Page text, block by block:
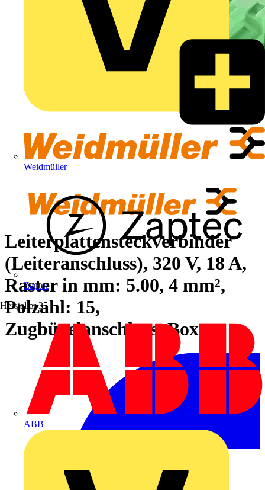
Weidmüller
Zaptec
Hersteller 35
ABB
Leiterplattensteckverbinder
(Leiteranschluss), 320 V, 18 A,
Raster in mm: 5.00, 4 mm²,
Polzahl: 15,
Zugbügelanschluss, Box